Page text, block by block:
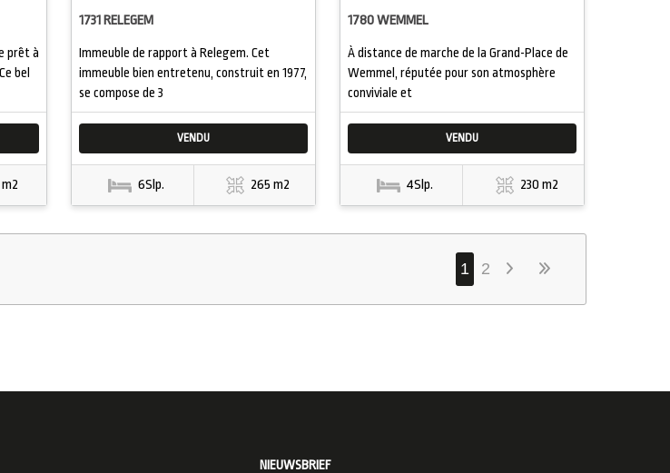
prêt à
bel
1731 RELEGEM
Immeuble de rapport à Relegem. Cet
immeuble bien entretenu, construit en 1977,
se compose de 3
VENDU
6Slp. 265 m2
1780 WEMMEL
À distance de marche de la Grand-Place de
Wemmel, réputée pour son atmosphère
conviviale et
VENDU
4Slp. 230 m2
1 2
NIEUWSBRIEF